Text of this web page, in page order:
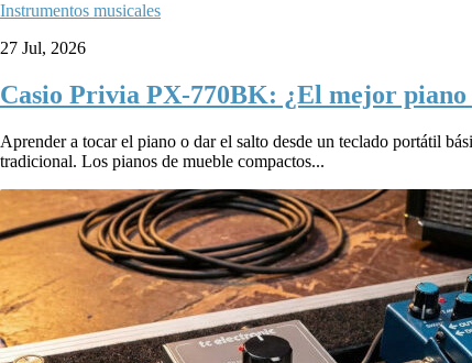
Instrumentos musicales
27 Jul, 2026
Casio Privia PX-770BK: ¿El mejor
Aprender a tocar el piano o dar el salto desde un teclado portátil
tradicional. Los pianos de mueble compactos...